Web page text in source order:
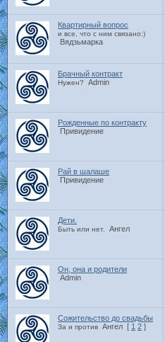
Квартирный вопрос
и все, что с ним связано:)
Вядзьмарка
Брачный контракт
Нужен? Admin
Рожденные по контракту
Привидение
Рай в шалаше
Привидение
Дети.
Быть или нет. Ангел
Он, она и родители
Admin
Сожительство до свадьбы
За и против Ангел [ 1 2 ]